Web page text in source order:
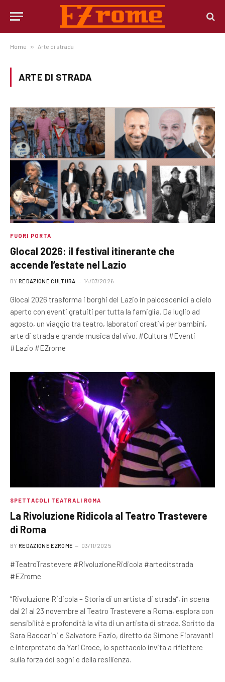
Home » Arte di strada
ARTE DI STRADA
FUORI PORTA
Glocal 2026: il festival itinerante che
accende l’estate nel Lazio
BY REDAZIONE CULTURA 14/07/2026
Glocal 2026 trasforma i borghi del Lazio in palcoscenici a cielo
aperto con eventi gratuiti per tutta la famiglia. Da luglio ad
agosto, un viaggio tra teatro, laboratori creativi per bambini,
arte di strada e grande musica dal vivo. #Cultura #Eventi
#Lazio #EZrome
SPETTACOLI TEATRALI ROMA
La Rivoluzione Ridicola al Teatro Trastevere
di Roma
BY REDAZIONE EZROME 03/11/2025
#TeatroTrastevere #RivoluzioneRidicola #arteditstrada
#EZrome
“Rivoluzione Ridicola – Storia di un artista di strada”, in scena
dal 21 al 23 novembre al Teatro Trastevere a Roma, esplora con
sensibilità e profondità la vita di un artista di strada. Scritto da
Sara Baccarini e Salvatore Fazio, diretto da Simone Fioravanti
e interpretato da Yari Croce, lo spettacolo invita a riflettere
sulla forza dei sogni e della resilienza.